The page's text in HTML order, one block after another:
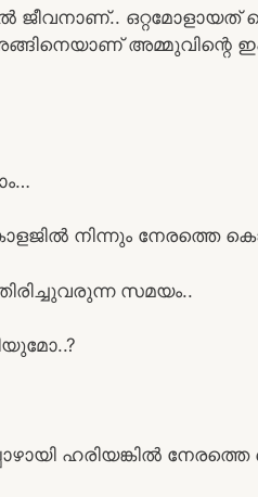
ജീവനാണ്..
അമ്മുവിന്റെ
നിന്നും നേരത്തെ
സമയം..
ഹരിയങ്കിൽ